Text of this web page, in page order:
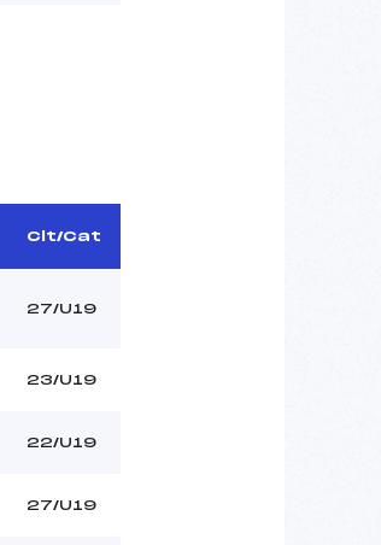
Clt/Cat
27/U19
23/U19
22/U19
27/U19